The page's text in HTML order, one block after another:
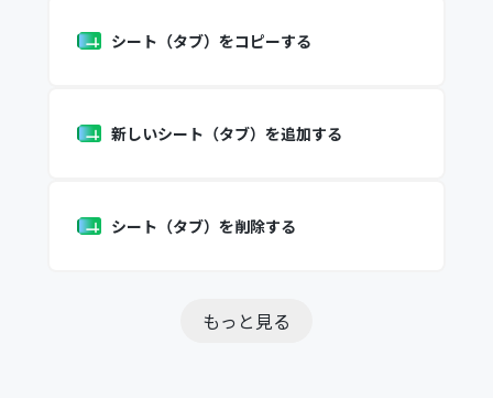
シート（タブ）をコピーする
新しいシート（タブ）を追加する
シート（タブ）を削除する
もっと見る